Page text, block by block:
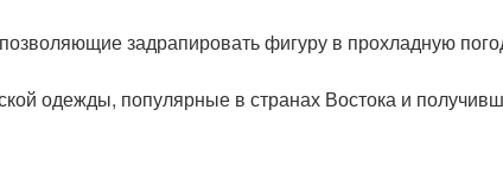
задрапировать фигуру в прохладную
одежды, популярные в странах Востока и